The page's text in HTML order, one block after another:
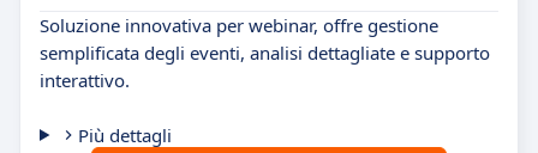
Soluzione innovativa per webinar, offre gestione
semplificata degli eventi, analisi dettagliate e supporto
interattivo.
Più dettagli